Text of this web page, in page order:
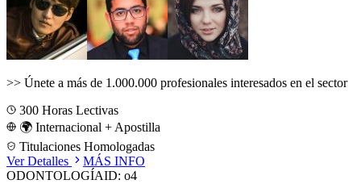
>> Únete a más de 1.000.000 profesionales interesados en el sector
300 Horas Lectivas
🌍 Internacional + Apostilla
Titulaciones Homologadas
Ver Detalles
MÁS INFO
ODONTOLOGÍAID: o4